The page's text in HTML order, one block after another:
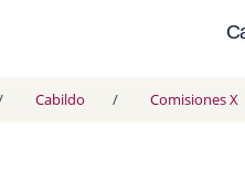
Cabildo Comisiones X